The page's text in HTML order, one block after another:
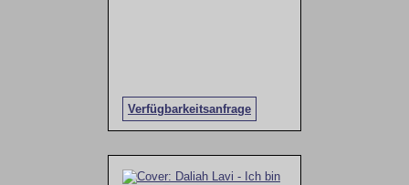
Verfügbarkeitsanfrage